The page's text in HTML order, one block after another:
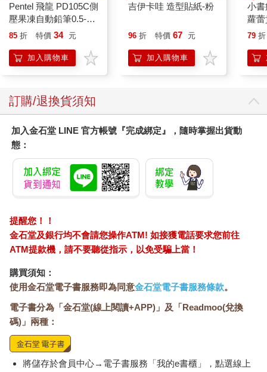
Pentel 飛龍 PD105C側
壓果凍自動鉛筆0.5-白
桿
85 折 特價 34 元
加入購物車
吉伊卡哇 造型貼紙-粉
96 折 特價 67 元
加入購物車
小
蘿
79 折
訂購/退換貨須知
加入金石堂 LINE 官方帳號『完成綁定』，隨時掌握出貨動
態：
提醒您！！
金石堂及銀行均不會請您操作ATM! 如接獲電話要求您前往
ATM提款機，請不要聽從指示，以免受騙上當！
購買須知：
使用金石堂電子書服務即為同意金石堂電子書服務條款。
電子書分為「金石堂(線上閱讀+APP)」及「Readmoo(兌換
碼)」兩種：
將儲存於會員中心→電子書服務「我的e書櫃」，點選線上